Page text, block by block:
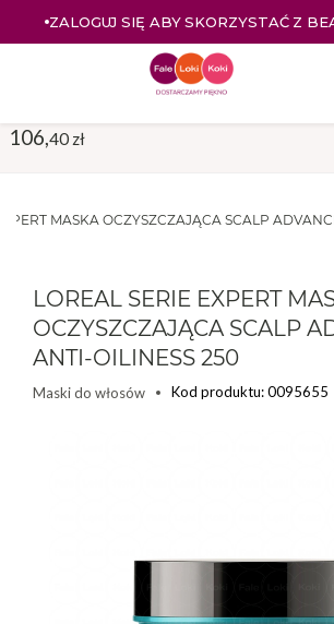
ZALOGUJ SIĘ ABY SKORZYSTAĆ Z
MASKA OCZYSZCZAJĄCA SCALP
LOREAL SERIE EXPERT
OCZYSZCZAJĄCA SCALP
ANTI-OILINESS 250
Maski do włosów Kod produktu: 0095655
106, 40 zł